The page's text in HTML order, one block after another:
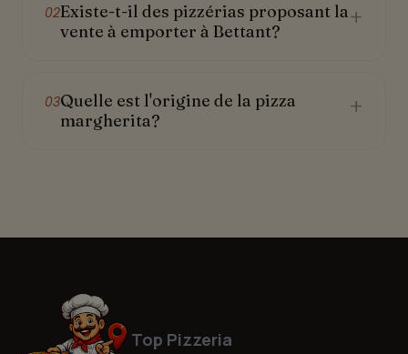
02Existe-t-il des pizzérias proposant la
vente à emporter à Bettant?
+
03Quelle est l'origine de la pizza
margherita?
+
Top Pizzeria